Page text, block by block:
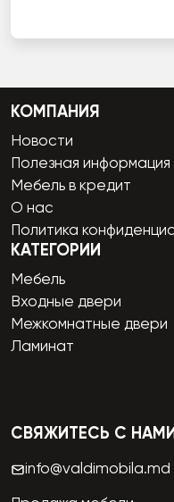
КОМПАНИЯ
Новости
Полезная информация
Мебель в кредит
О нас
Политика
КАТЕГОРИИ
Мебель
Входные двери
Межкомнатные двери
Ламинат
СВЯЖИТЕСЬ С
info@valdimobila.md